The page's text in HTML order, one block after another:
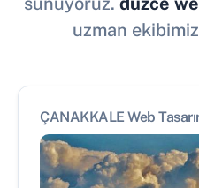
uzman
ÇANAKKALE Web